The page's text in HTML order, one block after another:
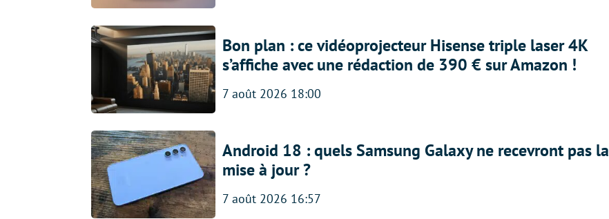
Bon plan : ce vidéoprojecteur Hisense triple laser 4K
s’affiche avec une rédaction de 390 € sur Amazon !
7 août 2026 18:00
Android 18 : quels Samsung Galaxy ne recevront pas la
mise à jour ?
7 août 2026 16:57